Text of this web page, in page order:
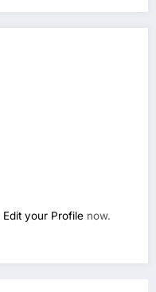
Edit your Profile now.